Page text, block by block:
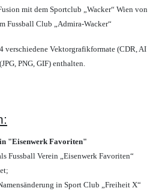
mit dem Sportclub „Wacker“ Wien von
Fussball Club „Admira-Wacker“
verschiedene Vektorgrafikformate (CDR, AI
PNG, GIF) enthalten.
"Eisenwerk Favoriten"
Fussball Verein „Eisenwerk Favoriten“
in Sport Club „Freiheit X“